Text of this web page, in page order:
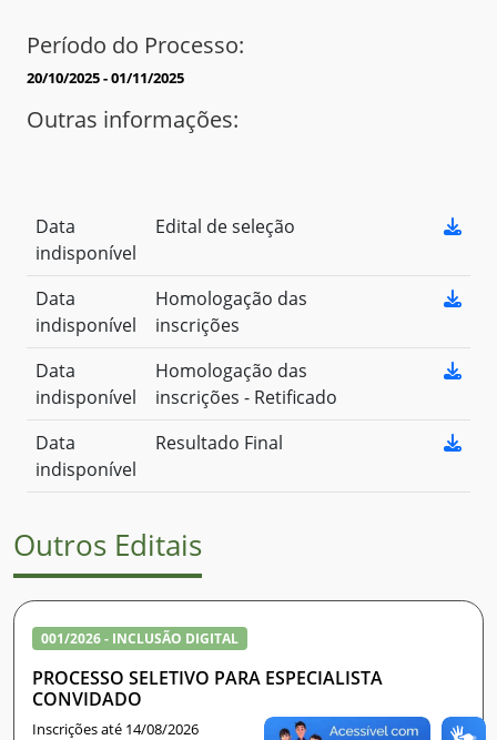
Período do Processo:
20/10/2025 - 01/11/2025
Outras informações:
Data
indisponível
Edital de seleção
Data
indisponível
Homologação das
inscrições
Data
indisponível
Homologação das
inscrições - Retificado
Data
indisponível
Resultado Final
Outros Editais
001/2026 - INCLUSÃO DIGITAL
PROCESSO SELETIVO PARA ESPECIALISTA
CONVIDADO
Inscrições até 14/08/2026